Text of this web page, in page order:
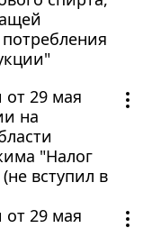
от 29 мая
на
"Налог
вступил в
от 29 мая